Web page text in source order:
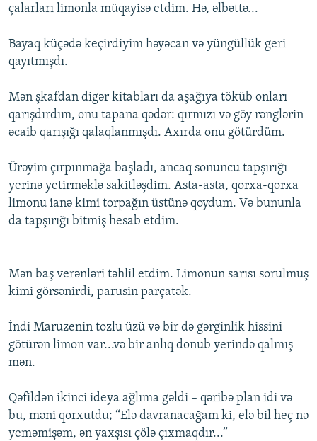
çalarları limonla müqayisə etdim. Hə, əlbəttə...
Bayaq küçədə keçirdiyim həyəcan və yüngüllük geri
qayıtmışdı.
Mən şkafdan digər kitabları da aşağıya töküb onları
qarışdırdım, onu tapana qədər: qırmızı və göy rənglərin
əcaib qarışığı qalaqlanmışdı. Axırda onu götürdüm.
Ürəyim çırpınmağa başladı, ancaq sonuncu tapşırığı
yerinə yetirməklə sakitləşdim. Asta-asta, qorxa-qorxa
limonu ianə kimi torpağın üstünə qoydum. Və bununla
da tapşırığı bitmiş hesab etdim.
Mən baş verənləri təhlil etdim. Limonun sarısı sorulmuş
kimi görsənirdi, parusin parçatək.
İndi Maruzenin tozlu üzü və bir də gərginlik hissini
götürən limon var...və bir anlıq donub yerində qalmış
mən.
Qəfildən ikinci ideya ağlıma gəldi – qəribə plan idi və
bu, məni qorxutdu; “Elə davranacağam ki, elə bil heç nə
yeməmişəm, ən yaxşısı çölə çıxmaqdır...”